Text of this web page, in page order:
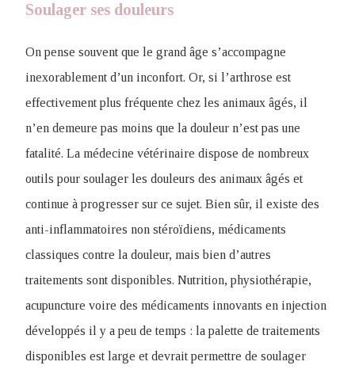
Soulager ses douleurs
On pense souvent que le grand âge s’accompagne
inexorablement d’un inconfort. Or, si l’arthrose est
effectivement plus fréquente chez les animaux âgés, il
n’en demeure pas moins que la douleur n’est pas une
fatalité. La médecine vétérinaire dispose de nombreux
outils pour soulager les douleurs des animaux âgés et
continue à progresser sur ce sujet. Bien sûr, il existe des
anti-inflammatoires non stéroïdiens, médicaments
classiques contre la douleur, mais bien d’autres
traitements sont disponibles. Nutrition, physiothérapie,
acupuncture voire des médicaments innovants en injection
développés il y a peu de temps : la palette de traitements
disponibles est large et devrait permettre de soulager